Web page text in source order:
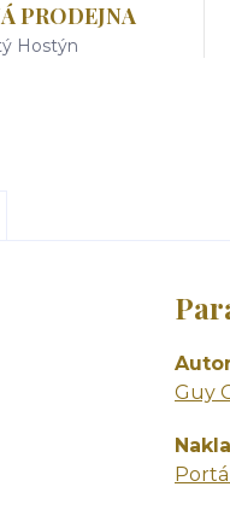
PRODEJNA
Hostýn
Guy
Portál